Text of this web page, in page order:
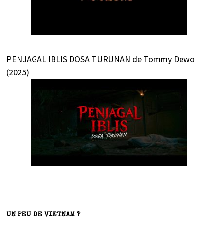
PENJAGAL IBLIS DOSA TURUNAN de Tommy Dewo
(2025)
UN PEU DE VIETNAM ?